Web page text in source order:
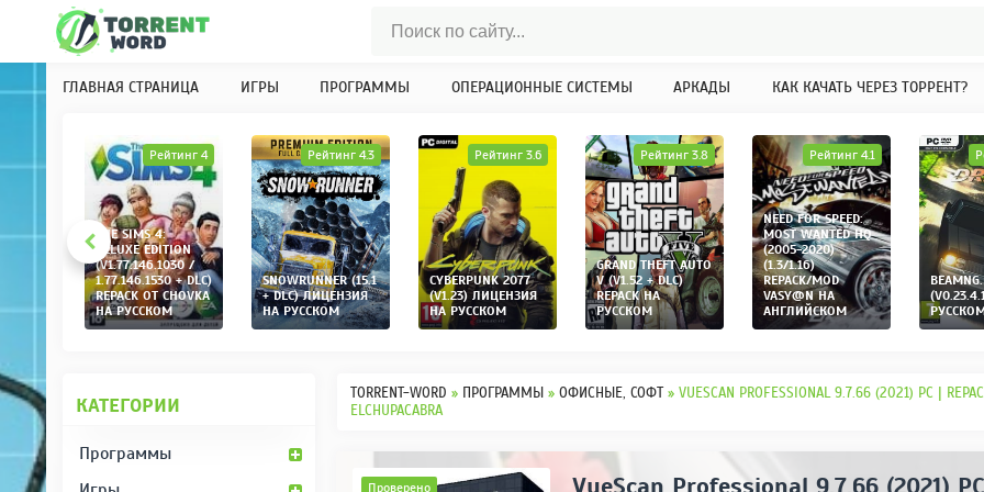
ГЛАВНАЯ СТРАНИЦА ИГРЫ ПРОГРАММЫ ОПЕРАЦИОННЫЕ СИСТЕМЫ АРКАДЫ КАК КАЧАТЬ ЧЕРЕЗ ТОРРЕНТ?
THE SIMS 4:
DELUXE EDITION
(V1.77.146.1030 /
1.77.146.1530 + DLC)
REPACK ОТ CHOVKA
НА РУССКОМ
Рейтинг 4
SNOWRUNNER (15.1
+ DLC) ЛИЦЕНЗИЯ
НА РУССКОМ
Рейтинг 4.3
CYBERPUNK 2077
(V1.23) ЛИЦЕНЗИЯ
НА РУССКОМ
Рейтинг 3.6
GRAND THEFT AUTO
V (V1.52 + DLC)
REPACK НА
РУССКОМ
Рейтинг 3.8
NEED FOR SPEED:
MOST WANTED HQ
(2005-2020)
(1.3/1.16)
REPACK/MOD
VASY@N НА
АНГЛИЙСКОМ
Рейтинг 4.1
TORRENT-WORD » ПРОГРАММЫ » ОФИСНЫЕ, СОФТ» VUESCAN PROFESSIONAL 9.7.66 (2021) PC |
ELCHUPACABRA
Проверено
VueScan Professional 9.7.66 (2021)
КАТЕГОРИИ
Программы